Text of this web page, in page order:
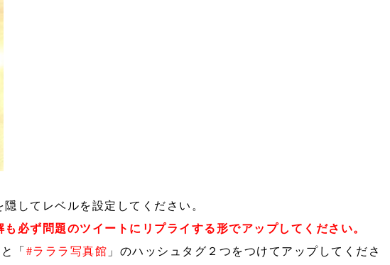
してレベルを設定してください。
必ず問題のツイートにリプライする形でアップしてください。
と「#ラララ写真館 」のハッシュタグ２つをつけてアップしてくださ